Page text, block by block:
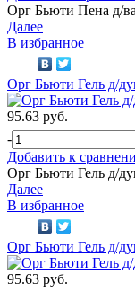
Орг Бьюти Пена д/
Далее
В избранное
Орг Бьюти Гель д/
95.63 руб.
-
Добавить к
Орг Бьюти Гель д/
Далее
В избранное
Орг Бьюти Гель д/
95.63 руб.